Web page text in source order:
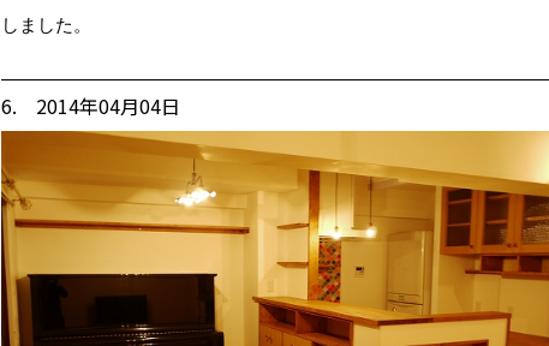
しました。
6. 2014年04月04日